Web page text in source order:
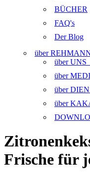
BÜCHER
FAQ's
Der Blog
über
über
über
über
über
Frische für